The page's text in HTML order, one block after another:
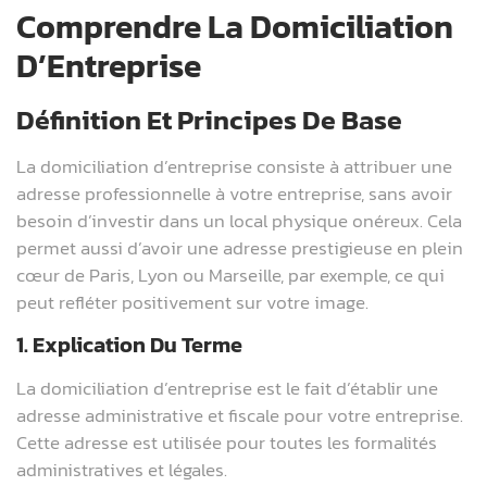
Comprendre La Domiciliation
D’Entreprise
Définition Et Principes De Base
La domiciliation d’entreprise consiste à attribuer une
adresse professionnelle à votre entreprise, sans avoir
besoin d’investir dans un local physique onéreux. Cela
permet aussi d’avoir une adresse prestigieuse en plein
cœur de Paris, Lyon ou Marseille, par exemple, ce qui
peut refléter positivement sur votre image.
1. Explication Du Terme
La domiciliation d’entreprise est le fait d’établir une
adresse administrative et fiscale pour votre entreprise.
Cette adresse est utilisée pour toutes les formalités
administratives et légales.